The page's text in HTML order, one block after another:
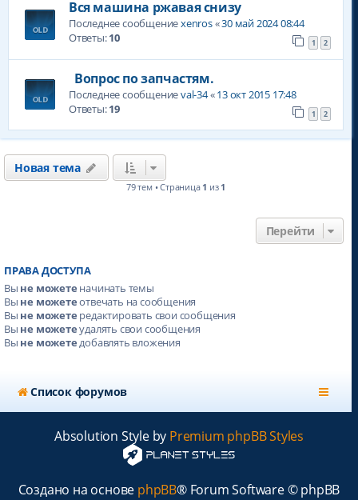
Вся машина ржавая снизу
Последнее сообщениеxenros«30 май 2024 08:44
Ответы:10 1 2
Вопрос по запчастям.
Последнее сообщениеval-34«13 окт 2015 17:48
Ответы:19 1 2
Новая тема
79 тем • Страница 1 из 1
Перейти
ПРАВА ДОСТУПА
Вы не можете начинать темы
Вы не можетеотвечать на сообщения
Вы не можете редактировать свои сообщения
Вы не можетеудалять свои сообщения
Вы не можетедобавлять вложения
Список форумов
Absolution Style by Premium phpBB Styles
Создано на основе phpBB® Forum Software © phpBB